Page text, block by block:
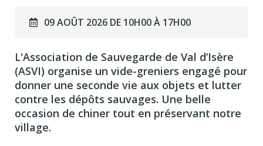
09 AOÛT 2026 DE 10H00 À 17H00
L'Association de Sauvegarde de Val d’Isère
(ASVI) organise un vide-greniers engagé pour
donner une seconde vie aux objets et lutter
contre les dépôts sauvages. Une belle
occasion de chiner tout en préservant notre
village.